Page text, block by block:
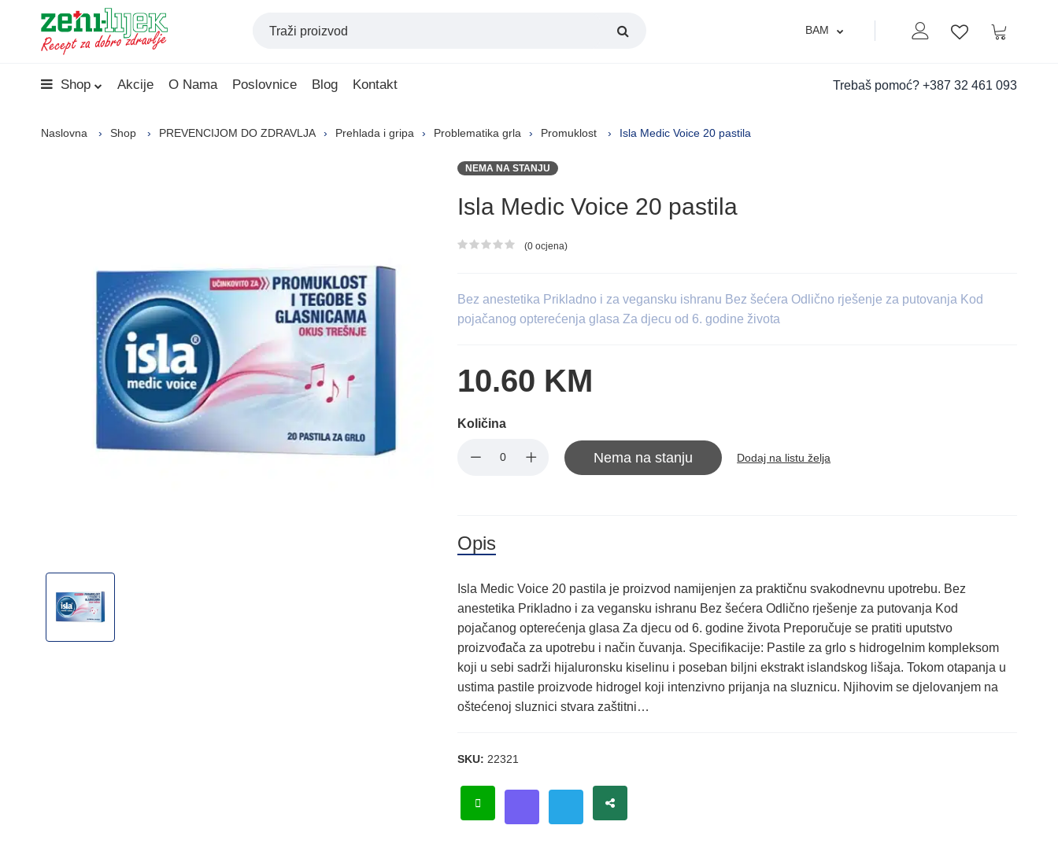
Moj nalogLista zelja
Korpa
BAM
Shop Akcije O Nama Poslovnice Blog Kontakt Trebaš pomoć? +387 32 461 093
Naslovna Shop PREVENCIJOM DO ZDRAVLJA Prehlada i gripa Problematika grla Promuklost Isla Medic Voice 20 pastila
NEMA NA STANJU
Isla Medic Voice 20 pastila
Ocjena proizvoda
(0 ocjena)
Bez anestetika Prikladno i za vegansku ishranu Bez šećera Odlično rješenje za putovanja Kod
pojačanog opterećenja glasa Za djecu od 6. godine života
10.60 KM
Količina
Nema na stanju Dodaj na listu želja
Opis
Isla Medic Voice 20 pastila je proizvod namijenjen za praktičnu svakodnevnu upotrebu. Bez
anestetika Prikladno i za vegansku ishranu Bez šećera Odlično rješenje za putovanja Kod
pojačanog opterećenja glasa Za djecu od 6. godine života Preporučuje se pratiti uputstvo
proizvođača za upotrebu i način čuvanja. Specifikacije: Pastile za grlo s hidrogelnim kompleksom
koji u sebi sadrži hijaluronsku kiselinu i poseban biljni ekstrakt islandskog lišaja. Tokom otapanja u
ustima pastile proizvode hidrogel koji intenzivno prijanja na sluznicu. Njihovim se djelovanjem na
oštećenoj sluznici stvara zaštitni…
SKU: 22321